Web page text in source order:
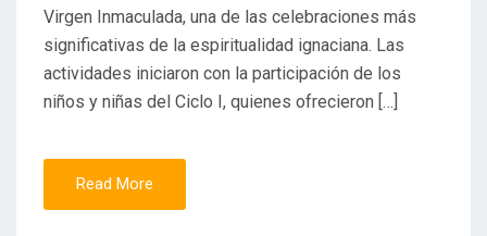
Virgen Inmaculada, una de las celebraciones más
significativas de la espiritualidad ignaciana. Las
actividades iniciaron con la participación de los
niños y niñas del Ciclo I, quienes ofrecieron […]
Read More